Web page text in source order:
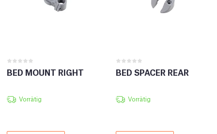
BED MOUNT RIGHT
Vorrätig
BED SPACER REAR
Vorrätig